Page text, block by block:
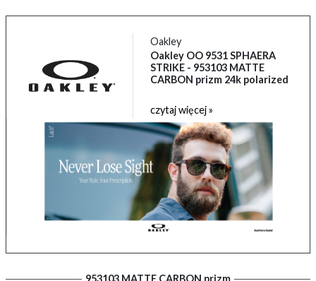
Oakley
Oakley OO 9531 SPHAERA
STRIKE - 953103 MATTE
CARBON prizm 24k polarized
czytaj więcej »
953103 MATTE CARBON prizm